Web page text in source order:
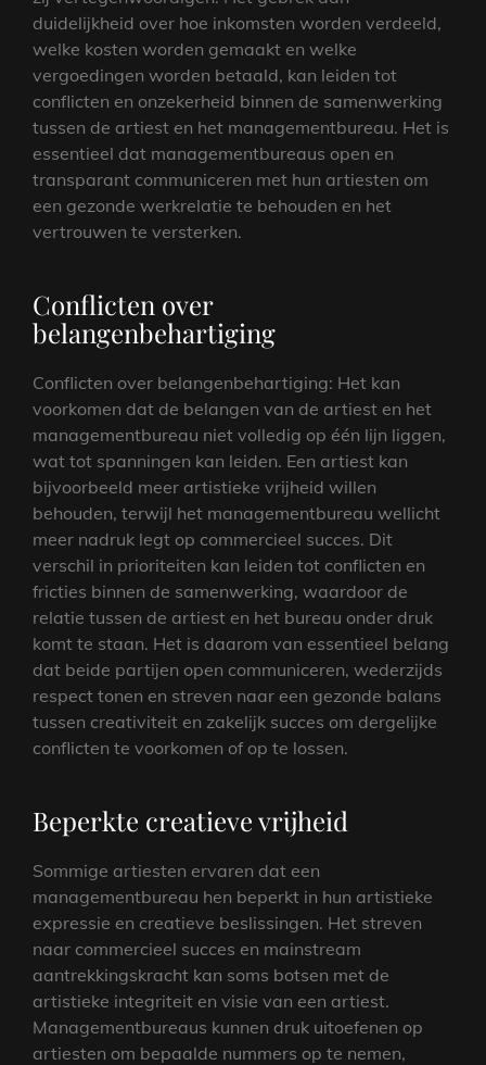
duidelijkheid over hoe inkomsten worden verdeeld,
welke kosten worden gemaakt en welke
vergoedingen worden betaald, kan leiden tot
conflicten en onzekerheid binnen de samenwerking
tussen de artiest en het managementbureau. Het is
essentieel dat managementbureaus open en
transparant communiceren met hun artiesten om
een gezonde werkrelatie te behouden en het
vertrouwen te versterken.
Conflicten over
belangenbehartiging
Conflicten over belangenbehartiging: Het kan
voorkomen dat de belangen van de artiest en het
managementbureau niet volledig op één lijn liggen,
wat tot spanningen kan leiden. Een artiest kan
bijvoorbeeld meer artistieke vrijheid willen
behouden, terwijl het managementbureau wellicht
meer nadruk legt op commercieel succes. Dit
verschil in prioriteiten kan leiden tot conflicten en
fricties binnen de samenwerking, waardoor de
relatie tussen de artiest en het bureau onder druk
komt te staan. Het is daarom van essentieel belang
dat beide partijen open communiceren, wederzijds
respect tonen en streven naar een gezonde balans
tussen creativiteit en zakelijk succes om dergelijke
conflicten te voorkomen of op te lossen.
Beperkte creatieve vrijheid
Sommige artiesten ervaren dat een
managementbureau hen beperkt in hun artistieke
expressie en creatieve beslissingen. Het streven
naar commercieel succes en mainstream
aantrekkingskracht kan soms botsen met de
artistieke integriteit en visie van een artiest.
Managementbureaus kunnen druk uitoefenen op
artiesten om bepaalde nummers op te nemen,